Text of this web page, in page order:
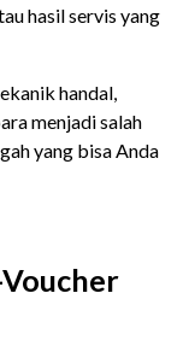
hasil servis yang
handal,
menjadi salah
yang bisa Anda